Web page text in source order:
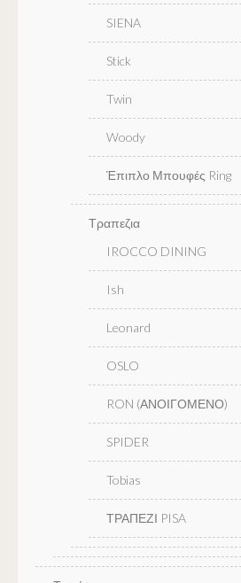
SIENA
Stick
Twin
Woody
Έπιπλο Μπουφές Ring
Τραπεζια
IROCCO DINING
Ish
Leonard
OSLO
RON (ΑΝΟΙΓΟΜΕΝΟ)
SPIDER
Tobias
ΤΡΑΠΕΖΙ PISA